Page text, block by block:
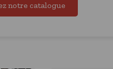
notre catalogue